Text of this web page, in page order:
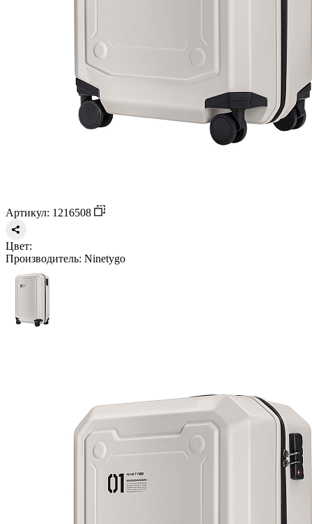
Артикул: 1216508
Цвет:
Производитель: Ninetygo